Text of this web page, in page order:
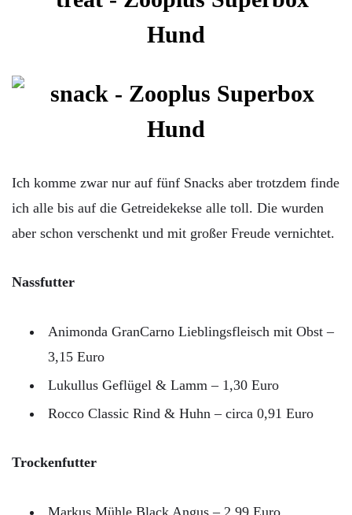
Ich komme zwar nur auf fünf Snacks aber trotzdem finde
ich alle bis auf die Getreidekekse alle toll. Die wurden
aber schon verschenkt und mit großer Freude vernichtet.
Nassfutter
Animonda GranCarno Lieblingsfleisch mit Obst –
3,15 Euro
Lukullus Geflügel & Lamm – 1,30 Euro
Rocco Classic Rind & Huhn – circa 0,91 Euro
Trockenfutter
Markus Mühle Black Angus – 2,99 Euro